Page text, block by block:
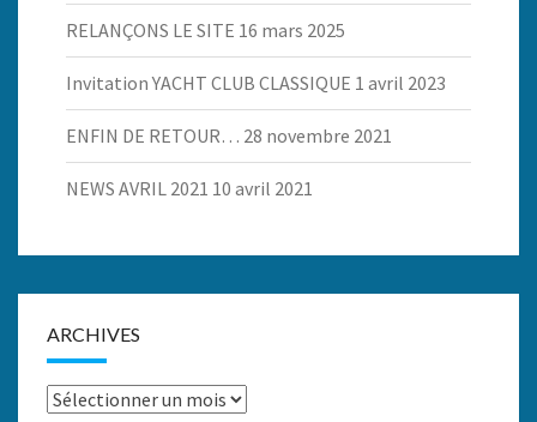
RELANÇONS LE SITE 16 mars 2025
Invitation YACHT CLUB CLASSIQUE 1 avril 2023
ENFIN DE RETOUR… 28 novembre 2021
NEWS AVRIL 2021 10 avril 2021
ARCHIVES
Archives